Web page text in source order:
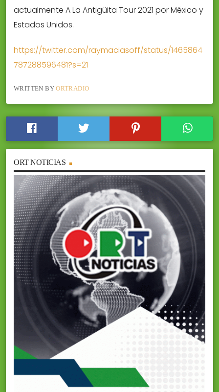
actualmente A La Antigüita Tour 2021 por México y
Estados Unidos.
https://twitter.com/raymaciasoff/status/1465864
787288596481?s=21
WRITTEN BYORTRADIO
ORT NOTICIAS